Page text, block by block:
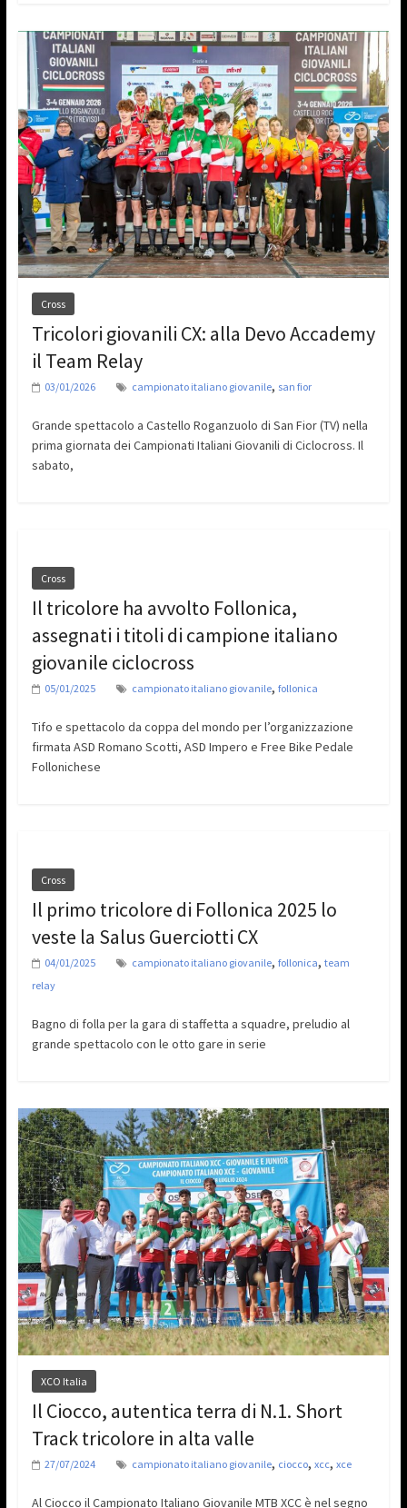
Cross
Tricolori giovanili CX: alla Devo Accademy
il Team Relay
03/01/2026 campionato italiano giovanile, san fior
Grande spettacolo a Castello Roganzuolo di San Fior (TV) nella
prima giornata dei Campionati Italiani Giovanili di Ciclocross. Il
sabato,
Cross
Il tricolore ha avvolto Follonica,
assegnati i titoli di campione italiano
giovanile ciclocross
05/01/2025 campionato italiano giovanile, follonica
Tifo e spettacolo da coppa del mondo per l’organizzazione
firmata ASD Romano Scotti, ASD Impero e Free Bike Pedale
Follonichese
Cross
Il primo tricolore di Follonica 2025 lo
veste la Salus Guerciotti CX
04/01/2025 campionato italiano giovanile, follonica, team
relay
Bagno di folla per la gara di staffetta a squadre, preludio al
grande spettacolo con le otto gare in serie
XCO Italia
Il Ciocco, autentica terra di N.1. Short
Track tricolore in alta valle
27/07/2024 campionato italiano giovanile, ciocco, xcc, xce
Al Ciocco il Campionato Italiano Giovanile MTB XCC è nel segno